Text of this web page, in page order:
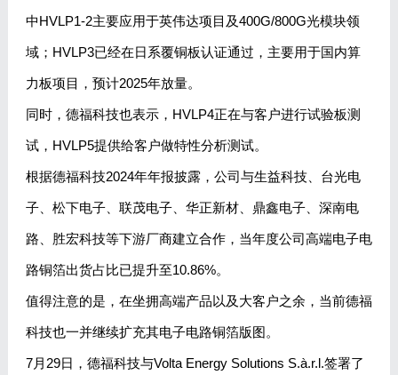
中HVLP1-2主要应用于英伟达项目及400G/800G光模块领
域；HVLP3已经在日系覆铜板认证通过，主要用于国内算
力板项目，预计2025年放量。
同时，德福科技也表示，HVLP4正在与客户进行试验板测
试，HVLP5提供给客户做特性分析测试。
根据德福科技2024年年报披露，公司与生益科技、台光电
子、松下电子、联茂电子、华正新材、鼎鑫电子、深南电
路、胜宏科技等下游厂商建立合作，当年度公司高端电子电
路铜箔出货占比已提升至10.86%。
值得注意的是，在坐拥高端产品以及大客户之余，当前德福
科技也一并继续扩充其电子电路铜箔版图。
7月29日，德福科技与Volta Energy Solutions S.à.r.l.签署了